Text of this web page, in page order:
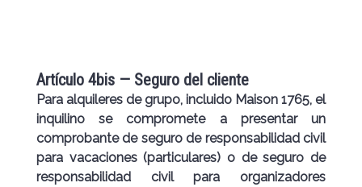
Artículo 4bis — Seguro del cliente
Para alquileres de grupo, incluido Maison 1765, el
inquilino se compromete a presentar un
comprobante de seguro de responsabilidad civil
para vacaciones(particulares) o de seguro de
responsabilidad civil para organizadores